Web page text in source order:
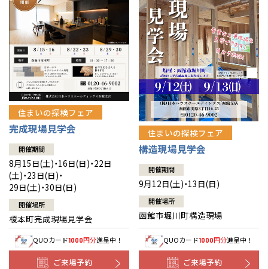
グループ会社紹介
CMギャラリー
採用情報
住まいの探検フェア
完成現場見学会
開催期間
8月15日(土)・16日(日)・22日
(土)・23日(日)・
29日(土)・30日(日)
開催場所
榎本町完成現場見学会
QUOカード1000円分進呈中！
ご来場予約
住まいの探検フェア
構造現場見学会
開催期間
9月12日(土)・13日(日)
開催場所
函館市堀川町構造現場
QUOカード1000円分進呈中！
ご来場予約